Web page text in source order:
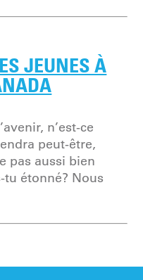
JEUNES À
n’est-ce
peut-être,
pas aussi bien
tu étonné? Nous